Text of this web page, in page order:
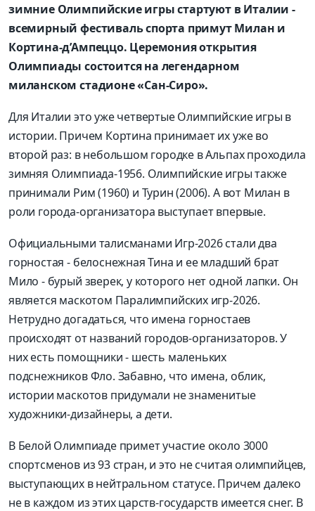
зимние Олимпийские игры стартуют в Италии -
всемирный фестиваль спорта примут Милан и
Кортина-д’Ампеццо. Церемония открытия
Олимпиады состоится на легендарном
миланском стадионе «Сан-Сиро».
Для Италии это уже четвертые Олимпийские игры в
истории. Причем Кортина принимает их уже во
второй раз: в небольшом городке в Альпах проходила
зимняя Олимпиада-1956. Олимпийские игры также
принимали Рим (1960) и Турин (2006). А вот Милан в
роли города-организатора выступает впервые.
Официальными талисманами Игр-2026 стали два
горностая - белоснежная Тина и ее младший брат
Мило - бурый зверек, у которого нет одной лапки. Он
является маскотом Паралимпийских игр-2026.
Нетрудно догадаться, что имена горностаев
происходят от названий городов-организаторов. У
них есть помощники - шесть маленьких
подснежников Фло. Забавно, что имена, облик,
истории маскотов придумали не знаменитые
художники-дизайнеры, а дети.
В Белой Олимпиаде примет участие около 3000
спортсменов из 93 стран, и это не считая олимпийцев,
выступающих в нейтральном статусе. Причем далеко
не в каждом из этих царств-государств имеется снег. В